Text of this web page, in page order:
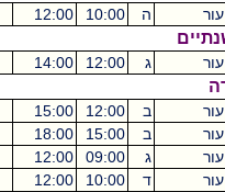
10:00
12:00
12:00
14:00
12:00
15:00
15:00
18:00
09:00
12:00
10:00
12:00